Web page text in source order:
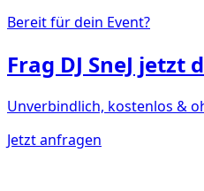
Bereit für dein Event?
Frag DJ SneJ jetzt
Unverbindlich, kostenlos &
Jetzt anfragen